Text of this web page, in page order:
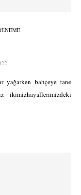
yağarken bahçeye tane
ikimizhayallerimizdeki